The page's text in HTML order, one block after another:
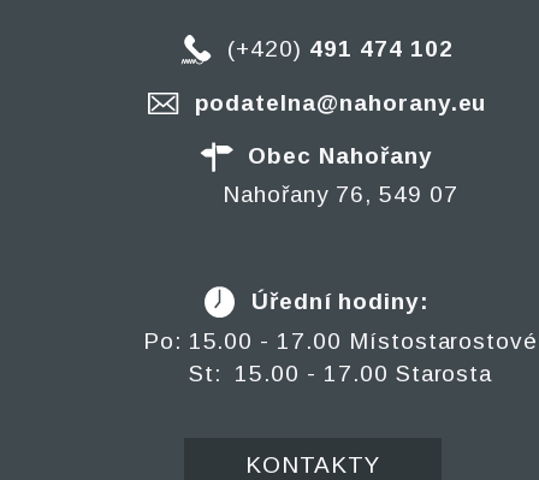
(+420) 491 474 102
podatelna@nahorany.eu
Obec Nahořany
Nahořany 76, 549 07
Úřední hodiny:
Po: 15.00 - 17.00 Místostarostové
St: 15.00 - 17.00 Starosta
KONTAKTY